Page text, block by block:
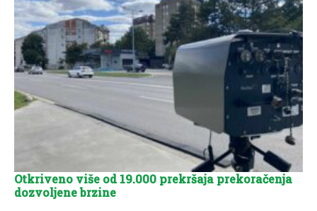
Otkriveno više od 19.000 prekršaja prekoračenja
dozvoljene brzine